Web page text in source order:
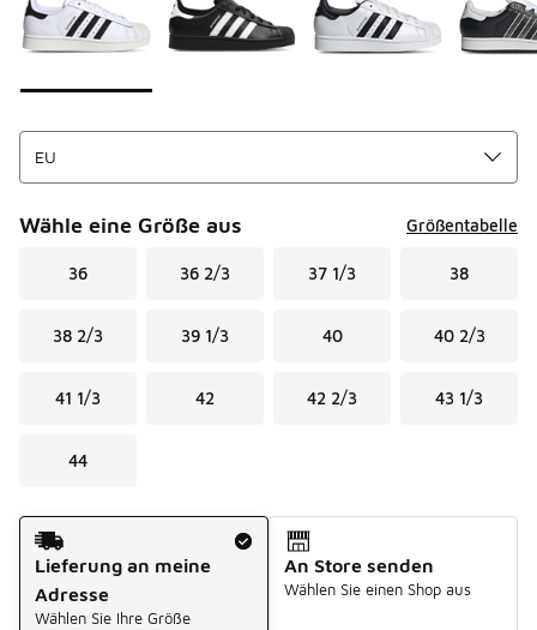
Wähle eine Größe aus Größentabelle
36 36 2/3 37 1/3 38
38 2/3 39 1/3 40 40 2/3
41 1/3 42 42 2/3 43 1/3
44
Versandart
Lieferung an meine
Adresse
Wählen Sie Ihre Größe
An Store senden
Wählen Sie einen Shop aus